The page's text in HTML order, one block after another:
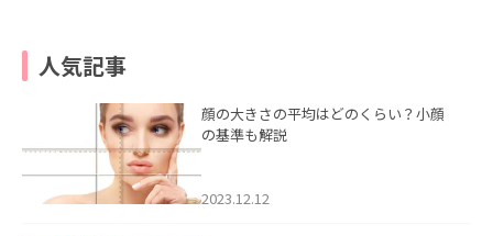
人気記事
顔の大きさの平均はどのくらい？小顔
の基準も解説
2023.12.12